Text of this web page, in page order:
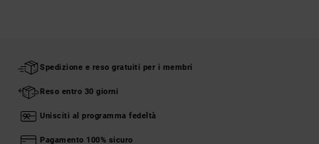
Spedizione e reso gratuiti per i membri
Reso entro 30 giorni
Unisciti al programma fedeltà
Pagamento 100% sicuro